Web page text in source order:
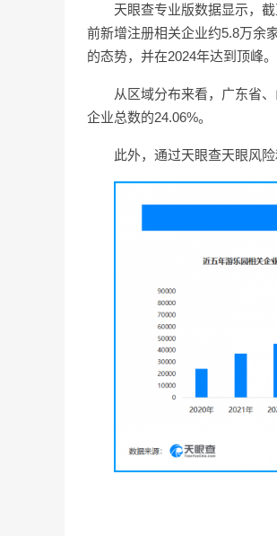
天眼查专业版数据显示，
前新增注册相关企业约5.8万余
的态势，并在2024年达到顶峰。
从区域分布来看，广东省
企业总数的24.06%。
此外，通过天眼查天眼风